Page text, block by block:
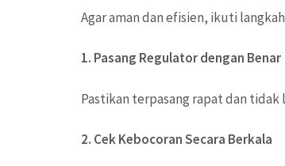
Agar aman dan efisien, ikuti
1. Pasang Regulator dengan Benar
Pastikan terpasang rapat dan tidak
2. Cek Kebocoran Secara Berkala